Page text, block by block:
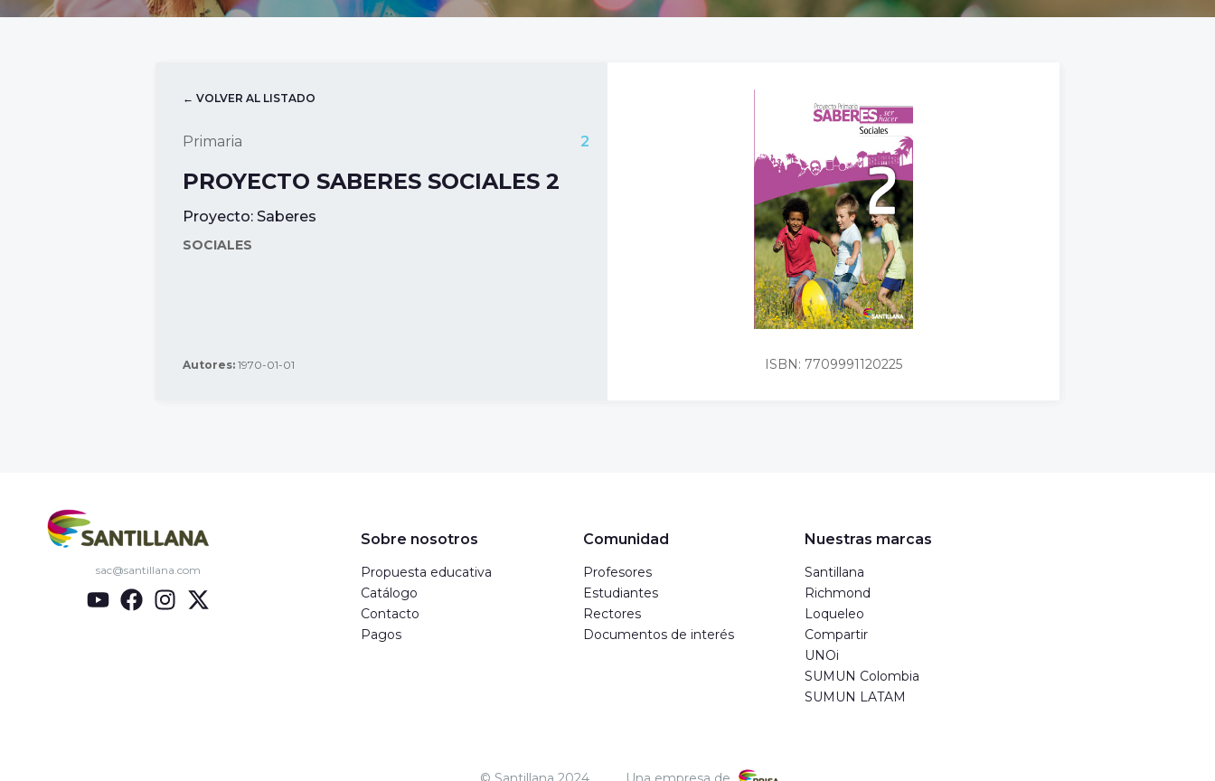
← VOLVER AL LISTADO
Primaria 2
PROYECTO SABERES SOCIALES 2
Proyecto: Saberes
SOCIALES
Autores: 1970-01-01 ISBN: 7709991120225
sac@santillana.com
Sobre nosotros
Propuesta educativa
Catálogo
Contacto
Pagos
Comunidad
Profesores
Estudiantes
Rectores
Documentos de interés
Nuestras marcas
Santillana
Richmond
Loqueleo
Compartir
UNOi
SUMUN Colombia
SUMUN LATAM